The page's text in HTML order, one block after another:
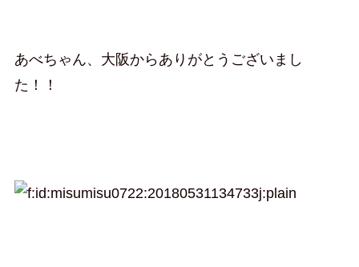
あべちゃん、大阪からありがとうございまし
た！！